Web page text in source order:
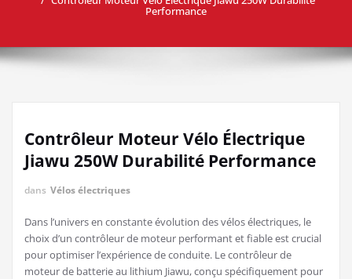
Performance
Contrôleur Moteur Vélo Électrique
Jiawu 250W Durabilité Performance
dans Vélos électriques
Dans l’univers en constante évolution des vélos électriques, le
choix d’un contrôleur de moteur performant et fiable est crucial
pour optimiser l’expérience de conduite. Le contrôleur de
moteur de batterie au lithium Jiawu, conçu spécifiquement pour